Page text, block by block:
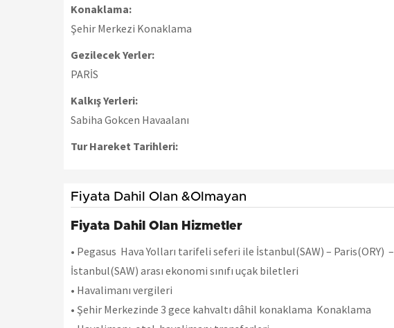
Konaklama:
Şehir Merkezi Konaklama
Gezilecek Yerler:
PARİS
Kalkış Yerleri:
Sabiha Gokcen Havaalanı
Tur Hareket Tarihleri:
Fiyata Dahil Olan &Olmayan
Fiyata Dahil Olan Hizmetler
• Pegasus Hava Yolları tarifeli seferi ile İstanbul(SAW) – Paris(ORY) –
İstanbul(SAW) arası ekonomi sınıfı uçak biletleri
• Havalimanı vergileri
• Şehir Merkezinde 3 gece kahvaltı dâhil konaklama Konaklama